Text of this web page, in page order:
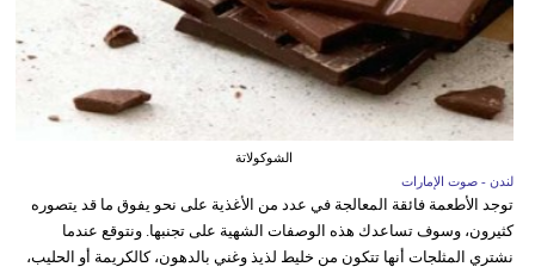
الشوكولاتة
لندن - صوت الإمارات
توجد الأطعمة فائقة المعالجة في عدد من الأغذية على نحو يفوق ما قد يتصوره
كثيرون، وسوف تساعدك هذه الوصفات الشهية على تجنبها. ونتوقع عندما
نشتري المثلجات أنها تتكون من خليط لذيذ وغني بالدهون، كالكريمة أو الحليب،